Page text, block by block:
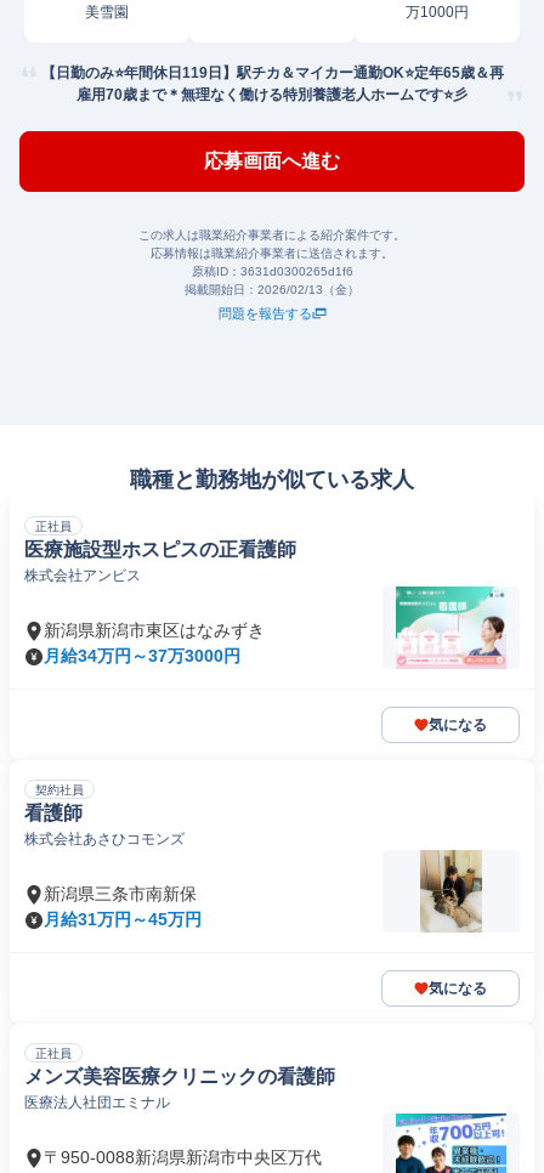
美雪園
万1000円
【日勤のみ⭐️年間休日119日】駅チカ＆マイカー通勤OK⭐️定年65歳＆再
雇用70歳まで＊無理なく働ける特別養護老人ホームです⭐️彡
応募画面へ進む
この求人は職業紹介事業者による紹介案件です。
応募情報は職業紹介事業者に送信されます。
原稿ID： 3631d0300265d1f6
掲載開始日： 2026/02/13（金）
問題を報告する
職種と勤務地が似ている求人
正社員
医療施設型ホスピスの正看護師
株式会社アンビス
新潟県新潟市東区はなみずき
月給34万円～37万3000円
気になる
契約社員
看護師
株式会社あさひコモンズ
新潟県三条市南新保
月給31万円～45万円
気になる
正社員
メンズ美容医療クリニックの看護師
医療法人社団エミナル
〒950-0088新潟県新潟市中央区万代